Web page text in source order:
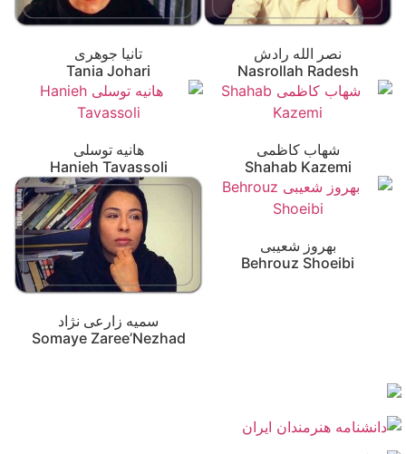
نصر الله رادش
Nasrollah Radesh
تانیا جوهری
Tania Johari
شهاب کاظمی
Shahab Kazemi
هانیه توسلی
Hanieh Tavassoli
بهروز شعیبی
Behrouz Shoeibi
سمیه زارعی نژاد
Somaye Zaree’Nezhad